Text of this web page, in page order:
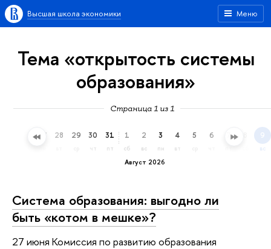
Меню
Высшая школа экономики
Тема «открытость системы
образования»
Страница 1 из 1
27 28 29 30
чт
31
пт
Август 2026
1
сб
2
вс
3
пн
4
вт
5 6 7 9
вс
Система образования: выгодно ли
быть «котом в мешке»?
27 июня Комиссия по развитию образования